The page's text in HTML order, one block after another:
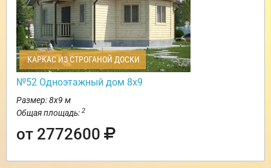
КАРКАС ИЗ СТРОГАНОЙ ДОСКИ
№52 Одноэтажный дом 8х9
Размер: 8х9 м
Общая площадь: 2
от 2772600